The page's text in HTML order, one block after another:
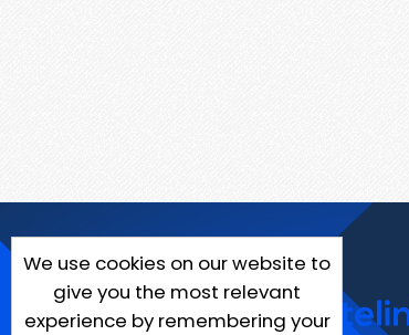
We use cookies on our website to
give you the most relevant
experience by remembering your